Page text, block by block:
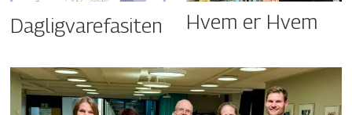
Dagligvarefasiten Hvem er Hvem